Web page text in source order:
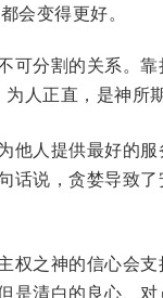
会变得更好。
分割的关系。
人正直，是神所
人提供最好的
说，贪婪导致
之神的信心会
清白的良心、